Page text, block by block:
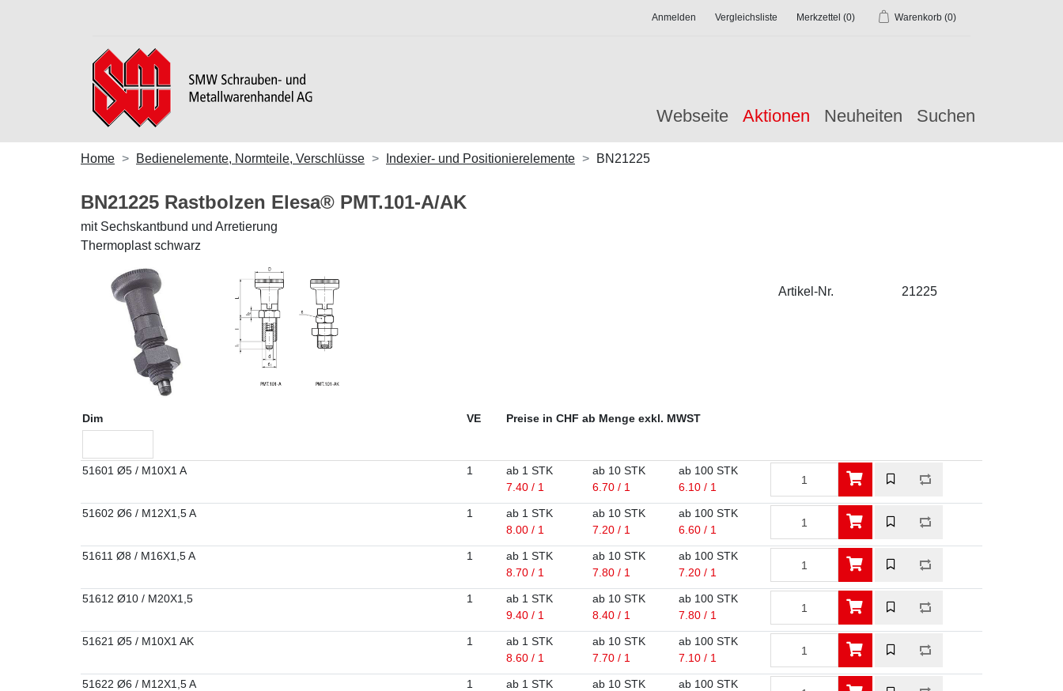
Anmelden Vergleichsliste Merkzettel (0) Warenkorb (0)
Webseite Aktionen Neuheiten Suchen
Home Bedienelemente, Normteile, Verschlüsse Indexier- und Positionierelemente BN21225
BN21225 Rastbolzen Elesa® PMT.101-A/AK
mit Sechskantbund und Arretierung
Thermoplast schwarz
Artikel-Nr. 21225
Dim VE Preise in CHF ab Menge exkl. MWST
51601 Ø5 / M10X1 A 1
ab 1 STK
7.40 / 1
ab 10 STK
6.70 / 1
ab 100 STK
6.10 / 1
51602 Ø6 / M12X1,5 A 1
ab 1 STK
8.00 / 1
ab 10 STK
7.20 / 1
ab 100 STK
6.60 / 1
51611 Ø8 / M16X1,5 A 1
ab 1 STK
8.70 / 1
ab 10 STK
7.80 / 1
ab 100 STK
7.20 / 1
51612 Ø10 / M20X1,5 1
ab 1 STK
9.40 / 1
ab 10 STK
8.40 / 1
ab 100 STK
7.80 / 1
51621 Ø5 / M10X1 AK 1
ab 1 STK
8.60 / 1
ab 10 STK
7.70 / 1
ab 100 STK
7.10 / 1
51622 Ø6 / M12X1,5 A 1
ab 1 STK
ab 10 STK
ab 100 STK